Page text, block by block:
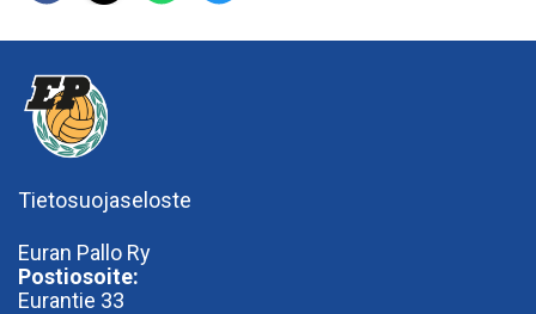
Tietosuojaseloste
Euran Pallo Ry
Postiosoite:
Eurantie 33